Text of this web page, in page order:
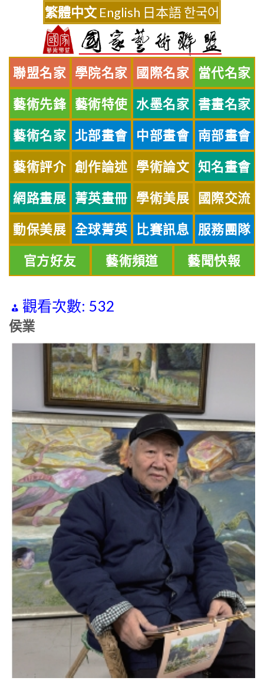
繁體中文 English 日本語한국어
聯盟名家 學院名家 國際名家 當代名家
藝術先鋒 藝術特使 水墨名家 書畫名家
藝術名家 北部畫會 中部畫會 南部畫會
藝術評介 創作論述 學術論文 知名畫會
網路畫展 菁英畫冊 學術美展 國際交流
動保美展 全球菁英 比賽訊息 服務團隊
官方好友 藝術頻道 藝聞快報
觀看次數: 532
侯業